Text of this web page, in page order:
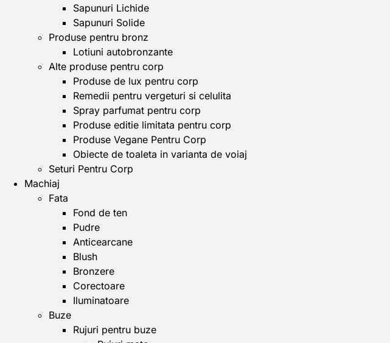
Sapunuri Lichide
Sapunuri Solide
Produse pentru bronz
Lotiuni autobronzante
Alte produse pentru corp
Produse de lux pentru corp
Remedii pentru vergeturi si celulita
Spray parfumat pentru corp
Produse editie limitata pentru corp
Produse Vegane Pentru Corp
Obiecte de toaleta in varianta de voiaj
Seturi Pentru Corp
Machiaj
Fata
Fond de ten
Pudre
Anticearcane
Blush
Bronzere
Corectoare
Iluminatoare
Buze
Rujuri pentru buze